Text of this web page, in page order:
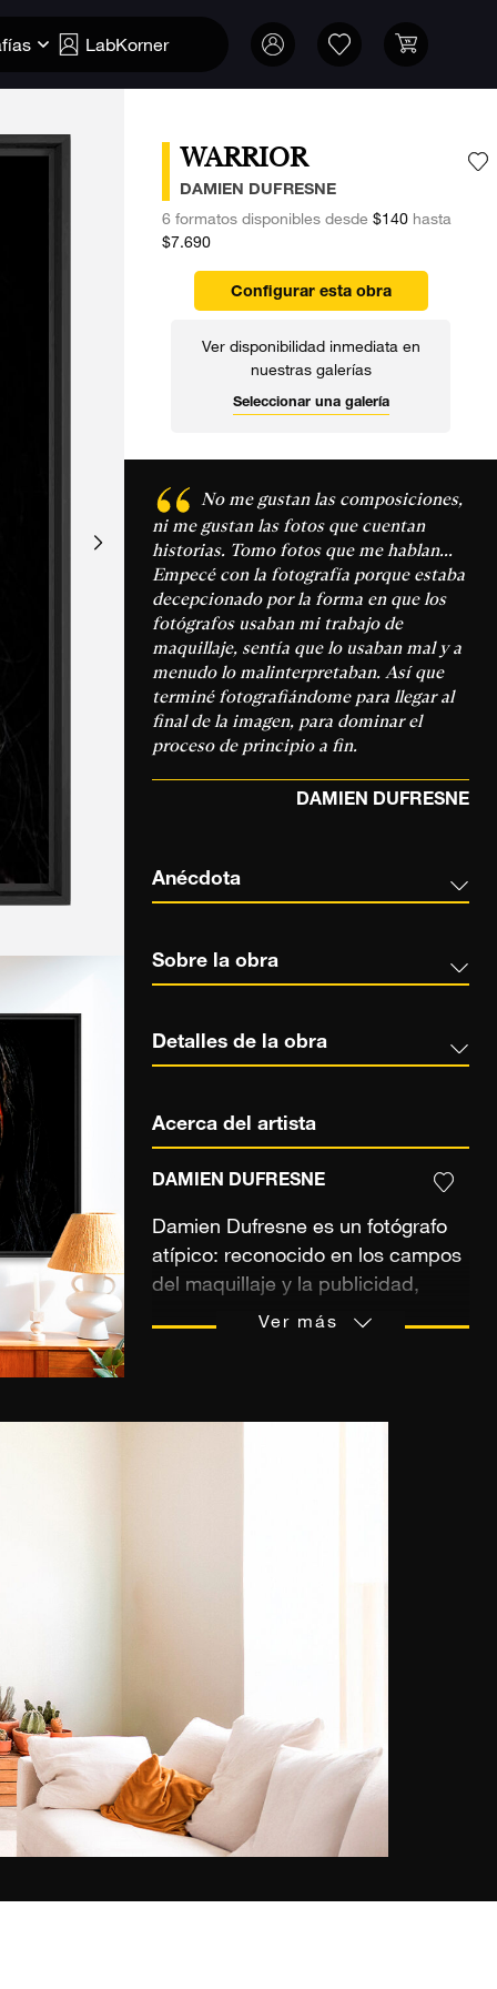
LabKorner
WARRIOR
DAMIEN DUFRESNE
6 formatos disponibles desde $140hasta
$7.690
Configurar esta obra
Ver disponibilidad inmediata en
nuestras galerías
Seleccionar una galería
No me gustan las composiciones,
ni me gustan las fotos que cuentan
historias. Tomo fotos que me hablan...
Empecé con la fotografía porque estaba
decepcionado por la forma en que los
fotógrafos usaban mi trabajo de
maquillaje, sentía que lo usaban mal y a
menudo lo malinterpretaban. Así que
terminé fotografiándome para llegar al
final de la imagen, para dominar el
proceso de principio a fin.
DAMIEN DUFRESNE
Anécdota
Sobre la obra
Detalles de la obra
Acerca del artista
DAMIEN DUFRESNE
Damien Dufresne es un fotógrafo
atípico: reconocido en los campos
del maquillaje y la publicidad,
encuentra en su carrera como
historias sin usar palabras, una
forma de lenguaje, una manera
diferente de comunicar…» … «La
técnica no es un fin en sí misma.
La técnica no es un fin, sino un
Ver más